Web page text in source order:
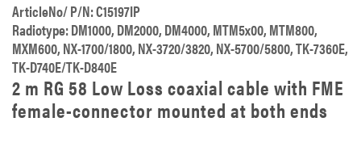
ArticleNo/ P/N: C15197IP
Radiotype: DM1000, DM2000, DM4000, MTM5x00, MTM800,
MXM600, NX-1700/1800, NX-3720/3820, NX-5700/5800, TK-7360E,
TK-D740E/TK-D840E
2 m RG 58 Low Loss coaxial cable with FME
female-connector mounted at both ends